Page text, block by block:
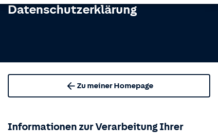
Datenschutzerklärung
Zu meiner Homepage
Informationen zur Verarbeitung Ihrer